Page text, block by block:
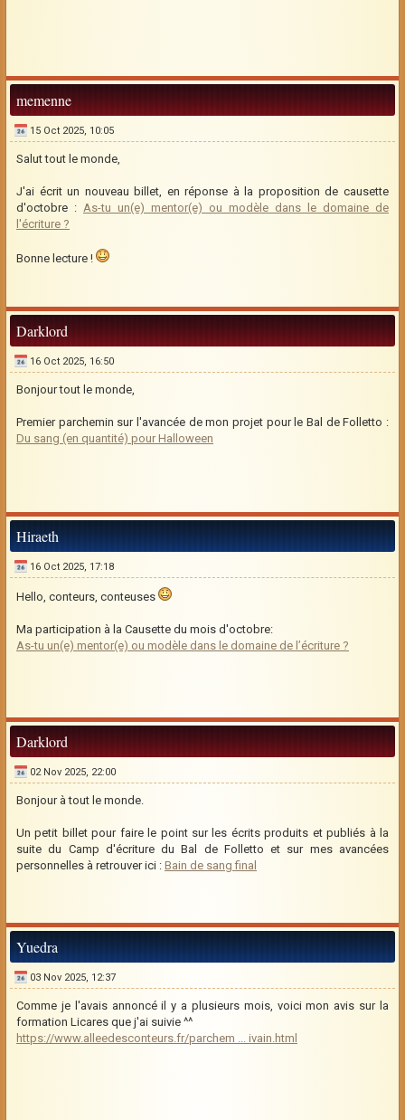
memenne
15 Oct 2025, 10:05
Salut tout le monde,
J'ai écrit un nouveau billet, en réponse à la proposition de causette
d'octobre : As-tu un(e) mentor(e) ou modèle dans le domaine de
l'écriture ?
Bonne lecture !
Darklord
16 Oct 2025, 16:50
Bonjour tout le monde,
Premier parchemin sur l'avancée de mon projet pour le Bal de Folletto :
Du sang (en quantité) pour Halloween
Hiraeth
16 Oct 2025, 17:18
Hello, conteurs, conteuses
Ma participation à la Causette du mois d'octobre:
As-tu un(e) mentor(e) ou modèle dans le domaine de l’écriture ?
Darklord
02 Nov 2025, 22:00
Bonjour à tout le monde.
Un petit billet pour faire le point sur les écrits produits et publiés à la
suite du Camp d'écriture du Bal de Folletto et sur mes avancées
personnelles à retrouver ici : Bain de sang final
Yuedra
03 Nov 2025, 12:37
Comme je l'avais annoncé il y a plusieurs mois, voici mon avis sur la
formation Licares que j'ai suivie ^^
https://www.alleedesconteurs.fr/parchem ... ivain.html